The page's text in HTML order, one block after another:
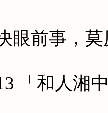
前事，莫
和人湘中